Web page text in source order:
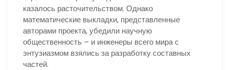
казалось расточительством. Однако
математические выкладки, представленные
авторами проекта, убедили научную
общественность – и инженеры всего мира с
энтузиазмом взялись за разработку составных
частей.